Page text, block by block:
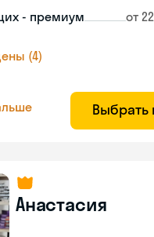
- премиум от
(4)
Выбрать
Анастасия